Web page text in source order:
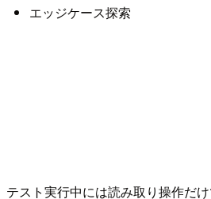
エッジケース探索
テスト実行中には読み取り操作だ